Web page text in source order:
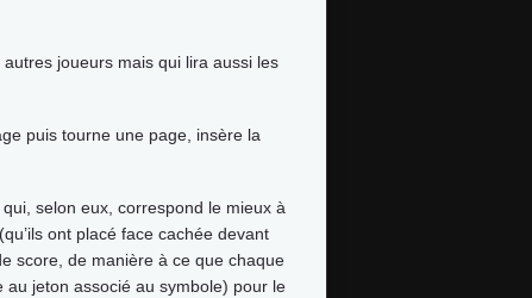
joueurs mais qui lira aussi les
puis tourne une page, insère la
selon eux, correspond le mieux à
ont placé face cachée devant
score, de manière à ce que chaque
jeton associé au symbole) pour le